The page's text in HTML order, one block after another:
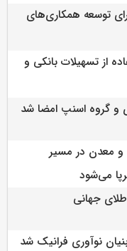
توسعه همکاری‌های
از تسهیلات بانکی و
و گروه اسنپ امضا شد
معدن در مسیر
می‌شود
جهانی
نوآوری فرانیک شد